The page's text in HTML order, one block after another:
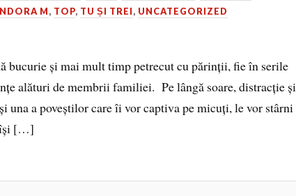
M, TOP, TU ȘI TREI, UNCATEGORIZED
bucurie și mai mult timp petrecut cu părinții, fie în serile
alături de membrii familiei. Pe lângă soare, distracție și
una a poveștilor care îi vor captiva pe micuți, le vor stârni
își […]